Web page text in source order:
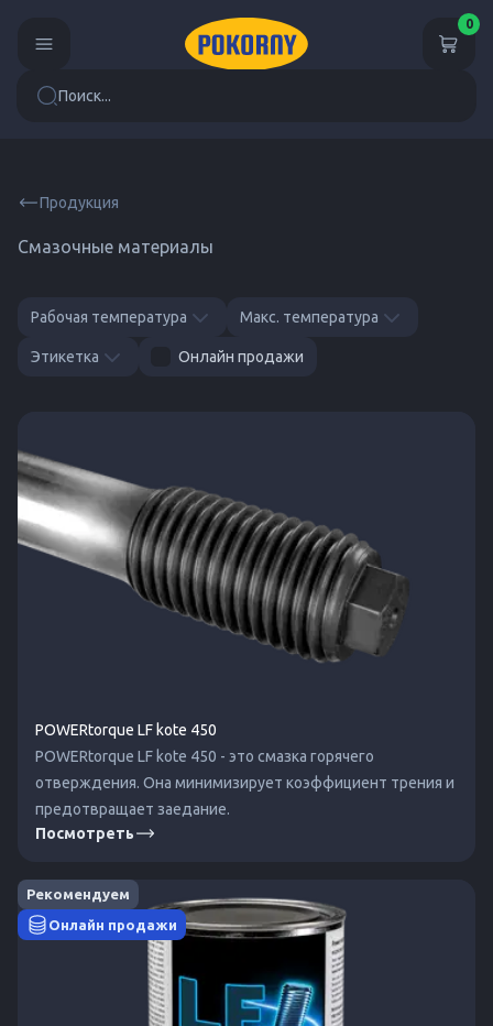
Поиск...
0
Продукция
Смазочные материалы
Рабочая температура Макс. температура
Этикетка Онлайн продажи
POWERtorque LF kote 450
POWERtorque LF kote 450 - это смазка горячего
отверждения. Она минимизирует коэффициент трения и
предотвращает заедание.
Посмотреть
Рекомендуем
Онлайн продажи